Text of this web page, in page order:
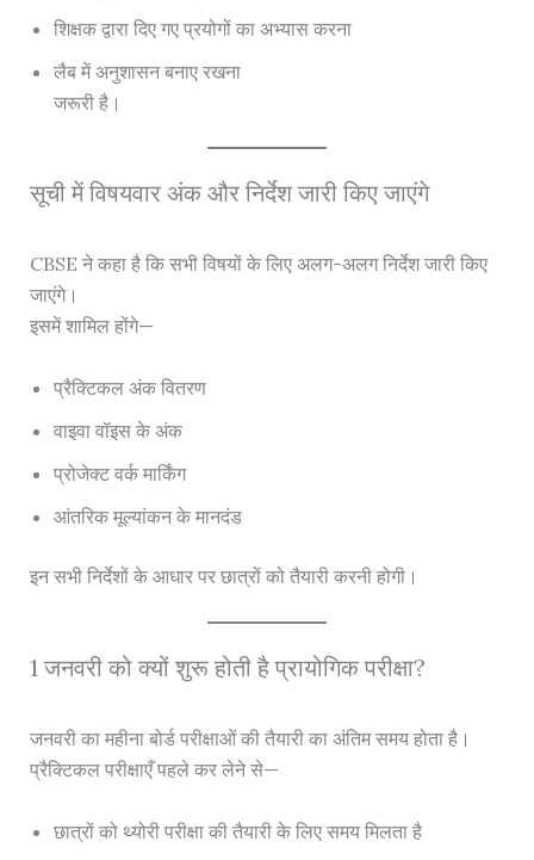
शिक्षक द्वारा दिए गए प्रयोगों का अभ्यास करना
लैब में अनुशासन बनाए रखना
जरूरी है।
सूची में विषयवार अंक और निर्देश जारी किए जाएंगे
CBSE ने कहा है कि सभी विषयों के लिए अलग-अलग निर्देश जारी किए
जाएंगे।
इसमें शामिल होंगे—
प्रैक्टिकल अंक वितरण
वाइवा वॉइस के अंक
प्रोजेक्ट वर्क मार्किंग
आंतरिक मूल्यांकन के मानदंड
इन सभी निर्देशों के आधार पर छात्रों को तैयारी करनी होगी।
1 जनवरी को क्यों शुरू होती है प्रायोगिक परीक्षा?
जनवरी का महीना बोर्ड परीक्षाओं की तैयारी का अंतिम समय होता है।
प्रैक्टिकल परीक्षाएँ पहले कर लेने से—
छात्रों को थ्योरी परीक्षा की तैयारी के लिए समय मिलता है